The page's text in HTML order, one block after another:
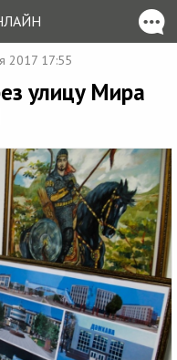
2017 17:55
улицу Мира